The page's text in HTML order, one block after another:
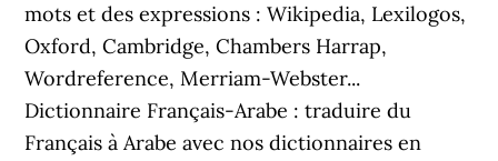
mots et des expressions : Wikipedia, Lexilogos,
Oxford, Cambridge, Chambers Harrap,
Wordreference, Merriam-Webster...
Dictionnaire Français-Arabe : traduire du
Français à Arabe avec nos dictionnaires en